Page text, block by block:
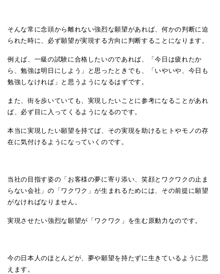
そんな常に念頭から離れない強烈な願望があれば、何かの判断に迫
られた時に、必ず願望が実現する方向に判断することになります。
例えば、一級の試験に合格したいのであれば、「今日は疲れたか
ら、勉強は明日にしよう」と思ったときでも、「いやいや、今日も
勉強しなければ」と思うようになるはずです。
また、街を歩いていても、実現したいことに参考になることがあれ
ば、必ず目に入ってくるようになるのです。
本当に実現したい願望を持てば、その実現を助けるヒトやモノの存
在に気付けるようになっていくのです。
当社の目指す姿の「お客様の夢に寄り添い、笑顔とワクワクの止ま
らない会社」の「ワクワク」が生まれるためには、その前提に願望
がなければなりません。
実現させたい強烈な願望が「ワクワク」を生む原動力なのです。
今の日本人のほとんどが、夢や願望を持たずに生きているように思
えます。